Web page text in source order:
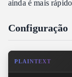
ainda é mais
Configuração
PLAINTEXT